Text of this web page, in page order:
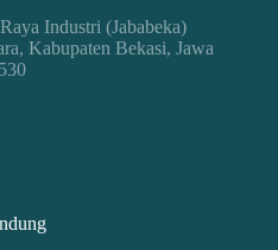
Industri (Jababeka)
Kabupaten Bekasi, Jawa